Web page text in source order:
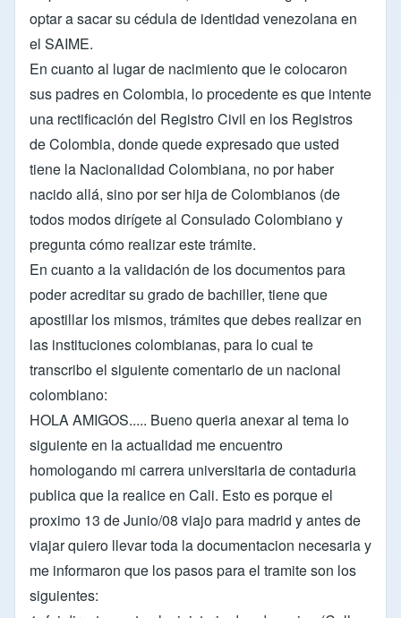
optar a sacar su cédula de identidad venezolana en
el SAIME.
En cuanto al lugar de nacimiento que le colocaron
sus padres en Colombia, lo procedente es que intente
una rectificación del Registro Civil en los Registros
de Colombia, donde quede expresado que usted
tiene la Nacionalidad Colombiana, no por haber
nacido allá, sino por ser hija de Colombianos (de
todos modos dirígete al Consulado Colombiano y
pregunta cómo realizar este trámite.
En cuanto a la validación de los documentos para
poder acreditar su grado de bachiller, tiene que
apostillar los mismos, trámites que debes realizar en
las instituciones colombianas, para lo cual te
transcribo el siguiente comentario de un nacional
colombiano:
HOLA AMIGOS..... Bueno queria anexar al tema lo
siguiente en la actualidad me encuentro
homologando mi carrera universitaria de contaduria
publica que la realice en Cali. Esto es porque el
proximo 13 de Junio/08 viajo para madrid y antes de
viajar quiero llevar toda la documentacion necesaria y
me informaron que los pasos para el tramite son los
siguientes: